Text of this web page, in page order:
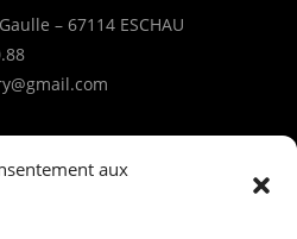
aux
– 67114 ESCHAU